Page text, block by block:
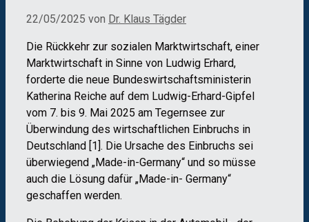
22/05/2025 von Dr. Klaus Tägder
Die Rückkehr zur sozialen Marktwirtschaft, einer
Marktwirtschaft in Sinne von Ludwig Erhard,
forderte die neue Bundeswirtschaftsministerin
Katherina Reiche auf dem Ludwig-Erhard-Gipfel
vom 7. bis 9. Mai 2025 am Tegernsee zur
Überwindung des wirtschaftlichen Einbruchs in
Deutschland [1]. Die Ursache des Einbruchs sei
überwiegend „Made-in-Germany“ und so müsse
auch die Lösung dafür „Made-in- Germany“
geschaffen werden.